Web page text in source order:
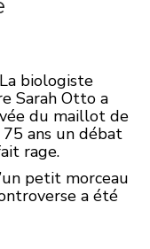
biologiste
Sarah Otto a
du maillot de
ans un débat
rage.
petit morceau
a été